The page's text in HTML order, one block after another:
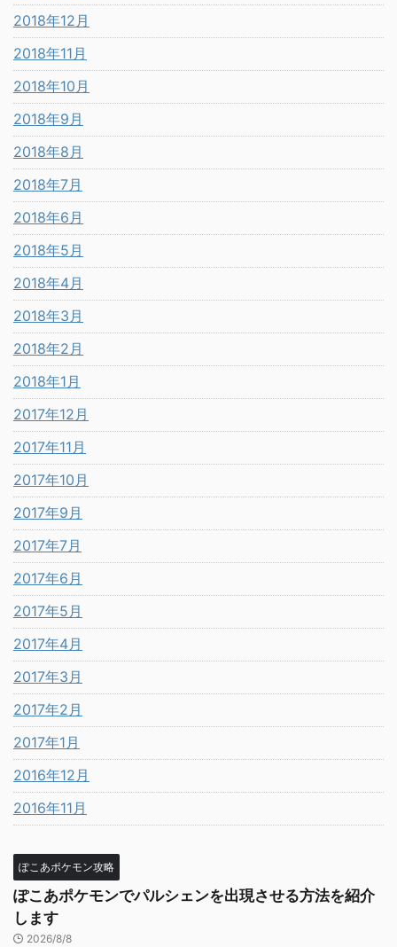
2018年12月
2018年11月
2018年10月
2018年9月
2018年8月
2018年7月
2018年6月
2018年5月
2018年4月
2018年3月
2018年2月
2018年1月
2017年12月
2017年11月
2017年10月
2017年9月
2017年7月
2017年6月
2017年5月
2017年4月
2017年3月
2017年2月
2017年1月
2016年12月
2016年11月
ぽこあポケモン攻略
ぽこあポケモンでパルシェンを出現させる方法を紹介
します
2026/8/8